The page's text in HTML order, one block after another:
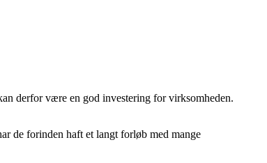
derfor være en god investering for virksomheden.
de forinden haft et langt forløb med mange